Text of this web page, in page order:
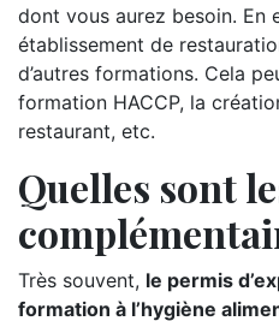
dont vous aurez besoin. En
établissement de
d’autres formations. Cela
formation HACCP, la
restaurant, etc.
Quelles sont
Très souvent, le permis
formation à l’hygiène